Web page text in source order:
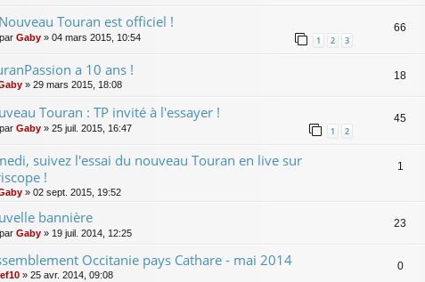
Touran est officiel !
par Gaby » 04 mars 2015, 10:54 1 2 3
66
a 10 ans !
» 29 mars 2015, 18:08
18
Touran : TP invité à l'essayer !
par Gaby » 25 juil. 2015, 16:47 1 2
45
suivez l'essai du nouveau Touran en live sur
!
» 02 sept. 2015, 19:52
1
bannière
par Gaby » 19 juil. 2014, 12:25
23
Occitanie pays Cathare - mai 2014
» 25 avr. 2014, 09:08
0